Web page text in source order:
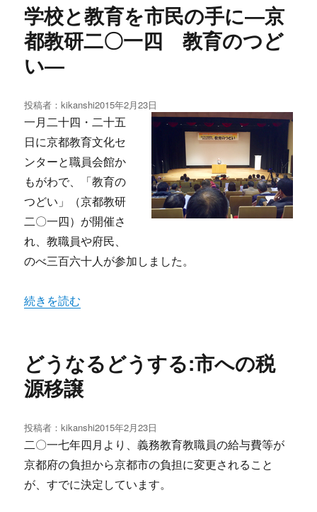
学校と教育を市民の手に―京
都教研二〇一四 教育のつど
い―
投稿者：kikanshi投
稿
日:
2015年2月23日
一月二十四・二十五
日に京都教育文化セ
ンターと職員会館か
もがわで、「教育の
つどい」（京都教研
二〇一四）が開催さ
れ、教職員や府民、
のべ三百六十人が参加しました。
“学校と教育を市民の手に―京都教研二〇一四 教育の
続きを読む
どうなるどうする:市への税
源移譲
投稿者：kikanshi投
稿
日:
2015年2月23日
二〇一七年四月より、義務教育教職員の給与費等が
京都府の負担から京都市の負担に変更されること
が、すでに決定しています。